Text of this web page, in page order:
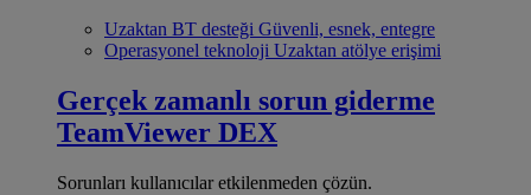
Uzaktan BT desteği Güvenli, esnek, entegre
Operasyonel teknoloji Uzaktan atölye erişimi
Gerçek zamanlı sorun giderme
TeamViewer DEX
Sorunları kullanıcılar etkilenmeden çözün.